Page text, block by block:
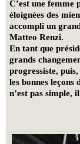
C’est une femme
éloignées des
accompli un
Matteo Renzi.
En tant que
grands
progressiste,
les bonnes leçons
n’est pas simple,